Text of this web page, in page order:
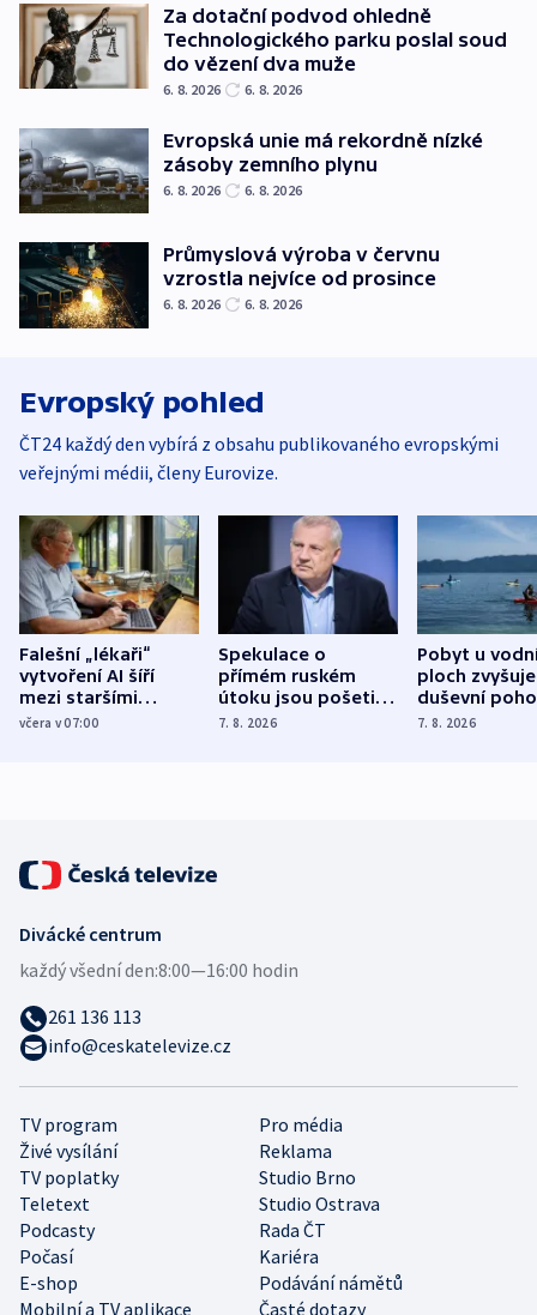
Za dotační podvod ohledně
Technologického parku poslal soud
do vězení dva muže
6. 8. 2026 6. 8. 2026
Evropská unie má rekordně nízké
zásoby zemního plynu
6. 8. 2026 6. 8. 2026
Průmyslová výroba v červnu
vzrostla nejvíce od prosince
6. 8. 2026 6. 8. 2026
Evropský pohled
ČT24 každý den vybírá z obsahu publikovaného evropskými
veřejnými médii, členy Eurovize.
Falešní „lékaři“
vytvoření AI šíří
mezi staršími
Poláky nebezpečné
včera v 07:00
Spekulace o
přímém ruském
útoku jsou pošetilé,
míní estonský
7. 8. 2026
Pobyt u
ploch zvyšuje
duševní
ukázala
7. 8. 2026
TV program
Pro média
Živé vysílání
Reklama
TV poplatky
Studio Brno
Teletext
Studio Ostrava
Podcasty
Rada ČT
Počasí
Kariéra
E-shop
Podávání námětů
Mobilní a TV aplikace
Časté dotazy
Divácké centrum
každý všední den:8:00—16:00 hodin
261 136 113
info@ceskatelevize.cz